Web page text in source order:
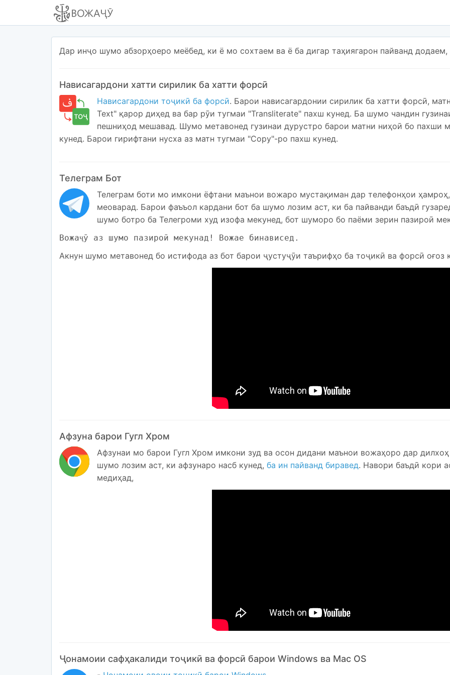
Дар инҷо шумо абзорҳоеро меёбед, ки ё мо сохтаем ва ё ба дигар таҳиягарон пайванд
Нависагардони хатти сирилик ба хатти форсӣ
Нависагардони тоҷикӣ ба форсӣ. Барои нависагардонии сирилик ба хатти форсӣ,
Text" қарор диҳед ва бар рӯи тугмаи "Transliterate" пахш кунед. Ба шумо чандин
пешниҳод мешавад. Шумо метавонед гузинаи дурустро барои матни ниҳоӣ бо пахши
кунед. Барои гирифтани нусха аз матн тугмаи "Copy"-ро пахш кунед.
Телеграм Бот
Телеграм боти мо имкони ёфтани маънои вожаро мустақиман дар телефонҳои
меоварад. Барои фаъъол кардани бот ба шумо лозим аст, ки ба пайванди баъдӣ
шумо ботро ба Телегроми худ изофа мекунед, бот шуморо бо паёми зерин пазироӣ
Вожаҷӯ аз шумо пазироӣ мекунад! Вожае бинависед.
Акнун шумо метавонед бо истифода аз бот барои ҷустуҷӯи таърифҳо ба тоҷикӣ ва форсӣ оғоз
Афзуна барои Гугл Хром
Афзунаи мо барои Гугл Хром имкони зуд ва осон дидани маънои вожаҳоро дар
шумо лозим аст, ки афзунаро насб кунед, ба ин пайванд биравед. Навори баъдӣ кори
медиҳад,
Ҷонамоии сафҳакалиди тоҷикӣ ва форсӣ барои Windows ва Mac OS